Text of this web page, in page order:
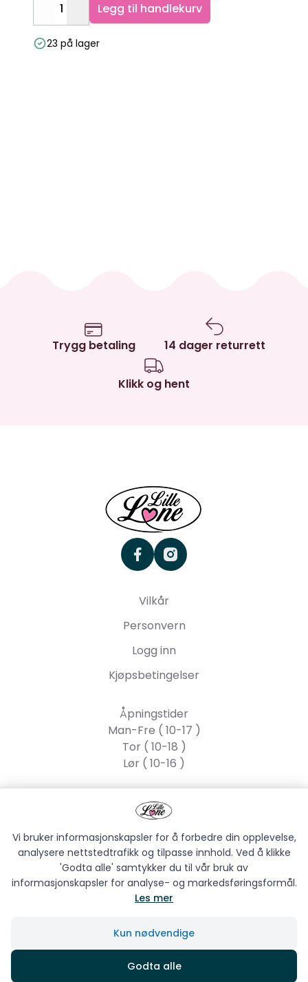
DecreaseIncrease
Legg til handlekurv
23 på lager
Trygg betaling 14 dager returrett
Klikk og hent
facebookinstagram
Vilkår
Personvern
Logg inn
Kjøpsbetingelser
Åpningstider
Man-Fre ( 10-17 )
Tor ( 10-18 )
Lør ( 10-16 )
Strandgata 55, 2317
Hamar
Siden driftes avShoplabs
Vi bruker informasjonskapsler for å forbedre din opplevelse,
analysere nettstedtrafikk og tilpasse innhold. Ved å klikke
'Godta alle' samtykker du til vår bruk av
informasjonskapsler for analyse- og markedsføringsformål.
Les mer
Kun nødvendige
Godta alle